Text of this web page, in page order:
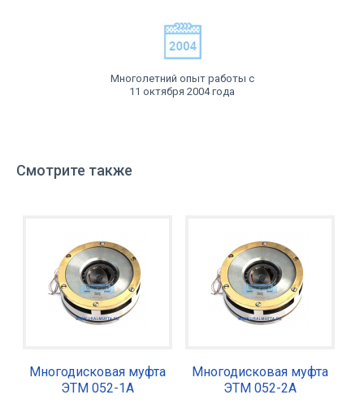
Многолетний опыт работы с
11 октября 2004 года
Смотрите также
Многодисковая муфта
ЭТМ 052-1А
Многодисковая муфта
ЭТМ 052-2А